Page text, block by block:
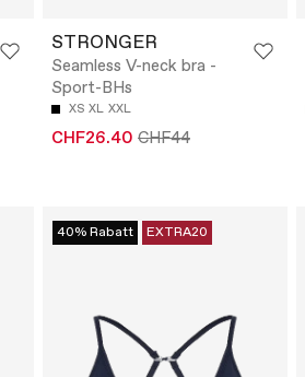
STRONGER
Seamless V-neck bra -
Sport-BHs
XS XL XXL
CHF26.40 CHF44
40% Rabatt EXTRA20